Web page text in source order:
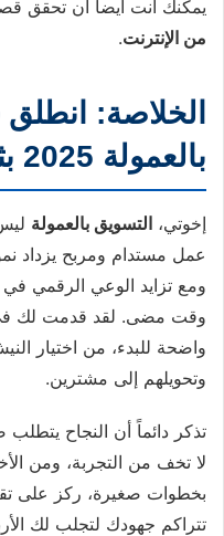
يمكنك أنت أيضاً أن تحقق
من الإنترنت.
الخلاصة:
بالعمولة 2025 بثقة
إخوتي، التسويق بالعمولة
ومع تزايد الوعي الرقمي
وقت مضى. لقد قدمت لك في
واضحة للبدء، من اختيار
وتحويلهم إلى مشترين.
تذكر دائماً أن النجاح يتطلب
لا تخف من التجربة، ومن
بخطوات صغيرة، ركز على
تتراكم جهودك لتجلب لك